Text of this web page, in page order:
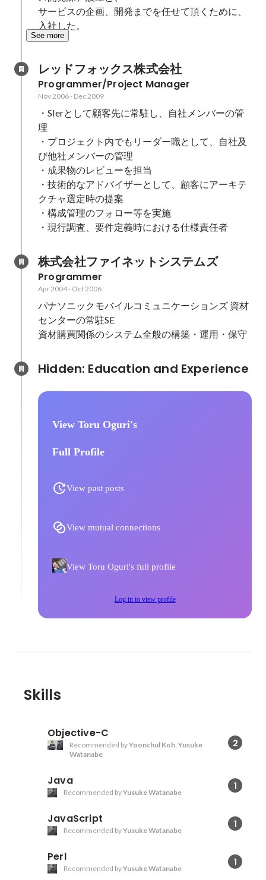
サービスの企画、開発までを任せて頂くために、
入社した。
See more
レッドフォックス株式会社
Programmer/Project Manager
Nov 2006- Dec 2009
・SIerとして顧客先に常駐し、自社メンバーの管
理
・プロジェクト内でもリーダー職として、自社及
び他社メンバーの管理
・成果物のレビューを担当
・技術的なアドバイザーとして、顧客にアーキテ
クチャ選定時の提案
・構成管理のフォロー等を実施
・現行調査、要件定義時における仕様責任者
株式会社ファイネットシステムズ
Programmer
Apr 2004- Oct 2006
パナソニックモバイルコミュニケーションズ 資材
センターの常駐SE
資材購買関係のシステム全般の構築・運用・保守
View Toru Oguri's
Full Profile
View past posts
View mutual connections
View Toru Oguri's full profile
Log in to view profile
Skills
Objective-C
2
Recommended byYoonchul Koh, Yusuke
Watanabe
Java 1
Recommended byYusuke Watanabe
JavaScript 1
Recommended byYusuke Watanabe
Perl 1
Recommended byYusuke Watanabe